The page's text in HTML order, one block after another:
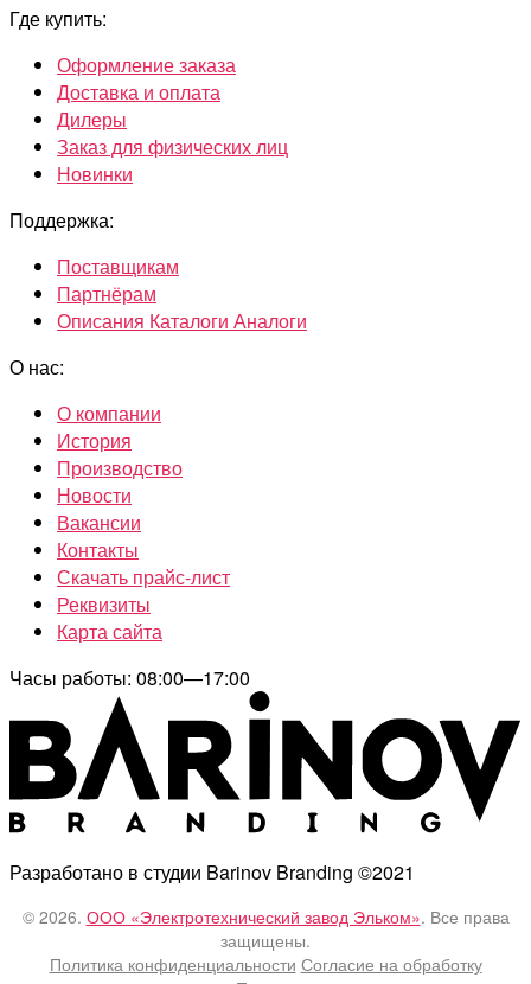
Где купить:
Оформление заказа
Доставка и оплата
Дилеры
Заказ для физических лиц
Новинки
Поддержка:
Поставщикам
Партнёрам
Описания Каталоги Аналоги
О нас:
О компании
История
Производство
Новости
Вакансии
Контакты
Скачать прайс-лист
Реквизиты
Карта сайта
Часы работы: 08:00—17:00
Разработано в студии Barinov Branding ©2021
© 2026. ООО «Электротехнический завод Эльком». Все права
защищены.
Политика конфиденциальности Согласие на обработку